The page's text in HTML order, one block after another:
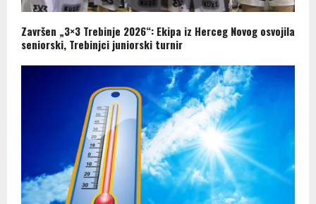
Završen „3×3 Trebinje 2026“: Ekipa iz Herceg Novog osvojila
seniorski, Trebinjci juniorski turnir